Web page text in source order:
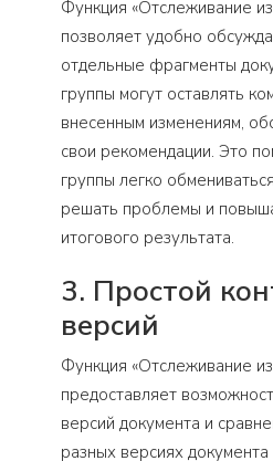
Функция «Отслеживание
позволяет удобно
отдельные фрагменты
группы могут оставлять
внесенным изменениям,
свои рекомендации. Это
группы легко
решать проблемы и
итогового результата.
3. Простой
версий
Функция «Отслеживание
предоставляет
версий документа и
разных версиях